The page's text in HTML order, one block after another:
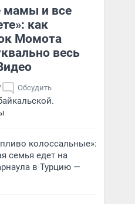
мамы и все
как
Момота
весь
Обсудить
колоссальные»:
семья едет на
в Турцию —